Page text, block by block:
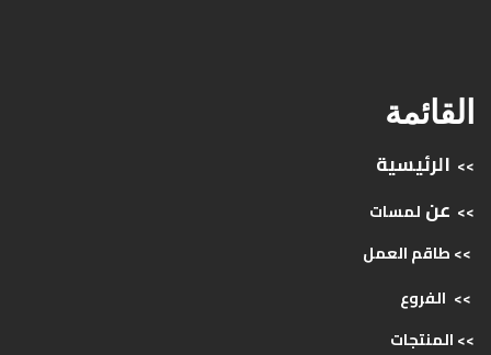
القائمة
>> الرئيسية
>> عن لمسات
>> طاقمالعمل
>> الفروع
>>المنتجات